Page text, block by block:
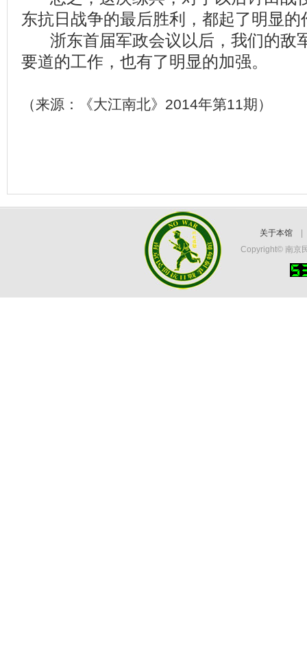
东抗日战争的最后胜利，都起了明显的
浙东首届军政会议以后，我们的敌
要道的工作，也有了明显的加强。
（来源：《大江南北》2014年第11期）
关于本馆
Copyright© 南京